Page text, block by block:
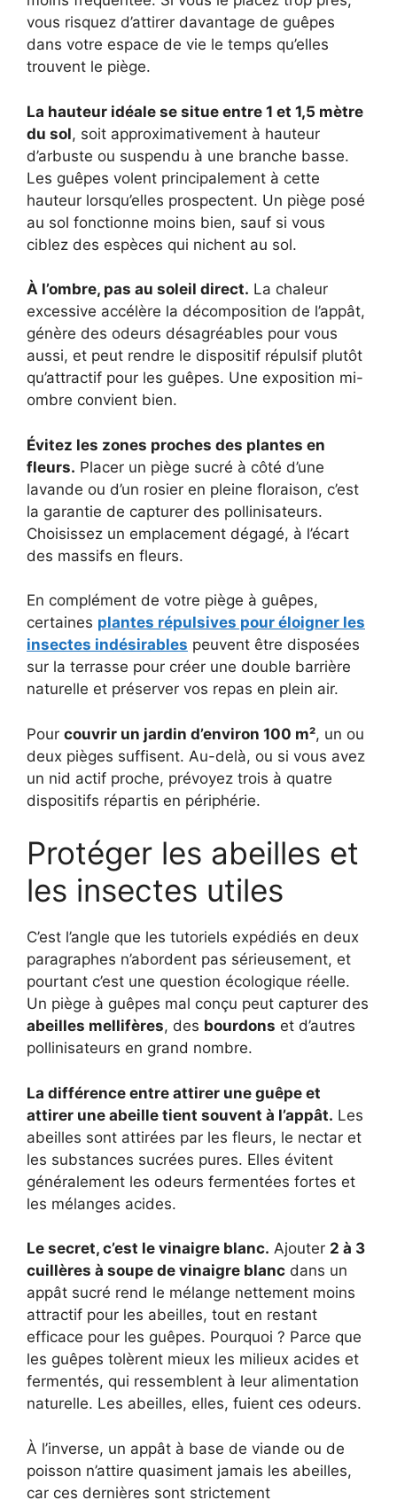
vous risquez d’attirer davantage de guêpes
dans votre espace de vie le temps qu’elles
trouvent le piège.
La hauteur idéale se situe entre 1 et 1,5 mètre
du sol, soit approximativement à hauteur
d’arbuste ou suspendu à une branche basse.
Les guêpes volent principalement à cette
hauteur lorsqu’elles prospectent. Un piège posé
au sol fonctionne moins bien, sauf si vous
ciblez des espèces qui nichent au sol.
À l’ombre, pas au soleil direct. La chaleur
excessive accélère la décomposition de l’appât,
génère des odeurs désagréables pour vous
aussi, et peut rendre le dispositif répulsif plutôt
qu’attractif pour les guêpes. Une exposition mi-
ombre convient bien.
Évitez les zones proches des plantes en
fleurs. Placer un piège sucré à côté d’une
lavande ou d’un rosier en pleine floraison, c’est
la garantie de capturer des pollinisateurs.
Choisissez un emplacement dégagé, à l’écart
des massifs en fleurs.
En complément de votre piège à guêpes,
certaines plantes répulsives pour éloigner les
insectes indésirables peuvent être disposées
sur la terrasse pour créer une double barrière
naturelle et préserver vos repas en plein air.
Pour couvrir un jardin d’environ 100 m², un ou
deux pièges suffisent. Au-delà, ou si vous avez
un nid actif proche, prévoyez trois à quatre
dispositifs répartis en périphérie.
Protéger les abeilles et
les insectes utiles
C’est l’angle que les tutoriels expédiés en deux
paragraphes n’abordent pas sérieusement, et
pourtant c’est une question écologique réelle.
Un piège à guêpes mal conçu peut capturer des
abeilles mellifères, des bourdons et d’autres
pollinisateurs en grand nombre.
La différence entre attirer une guêpe et
attirer une abeille tient souvent à l’appât. Les
abeilles sont attirées par les fleurs, le nectar et
les substances sucrées pures. Elles évitent
généralement les odeurs fermentées fortes et
les mélanges acides.
Le secret, c’est le vinaigre blanc. Ajouter 2 à 3
cuillères à soupe de vinaigre blanc dans un
appât sucré rend le mélange nettement moins
attractif pour les abeilles, tout en restant
efficace pour les guêpes. Pourquoi ? Parce que
les guêpes tolèrent mieux les milieux acides et
fermentés, qui ressemblent à leur alimentation
naturelle. Les abeilles, elles, fuient ces odeurs.
À l’inverse, un appât à base de viande ou de
poisson n’attire quasiment jamais les abeilles,
car ces dernières sont strictement